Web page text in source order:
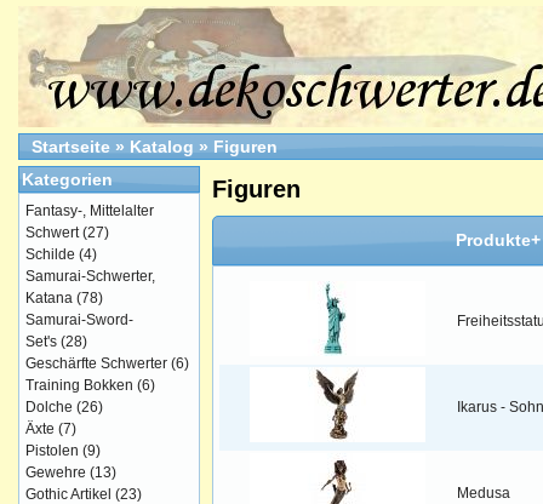
Startseite » Katalog » Figuren
Figuren
Produkte+
Ikarus -
Medusa
Kategorien
Fantasy-, Mittelalter
Schwert(27)
Schilde (4)
Samurai-Schwerter,
Katana (78)
Samurai-Sword-
Set's (28)
Geschärfte Schwerter (6)
Training Bokken (6)
Dolche (26)
Äxte (7)
Pistolen (9)
Gewehre (13)
Gothic Artikel (23)